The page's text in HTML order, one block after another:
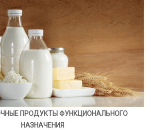
ПРОДУКТЫ ФУНКЦИОНАЛЬНОГО
НАЗНАЧЕНИЯ